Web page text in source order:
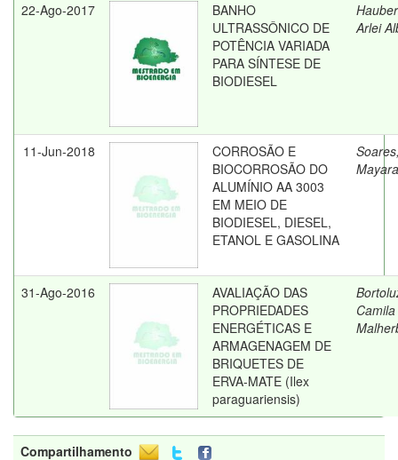
22-Ago-2017
BANHO
ULTRASSÔNICO DE
POTÊNCIA VARIADA
PARA SÍNTESE DE
BIODIESEL
Arlei
11-Jun-2018
CORROSÃO E
BIOCORROSÃO DO
ALUMÍNIO AA 3003
EM MEIO DE
BIODIESEL, DIESEL,
ETANOL E GASOLINA
Mayara
31-Ago-2016
AVALIAÇÃO DAS
PROPRIEDADES
ENERGÉTICAS E
ARMAGENAGEM DE
BRIQUETES DE
ERVA-MATE (Ilex
paraguariensis)
Camila
Compartilhamento